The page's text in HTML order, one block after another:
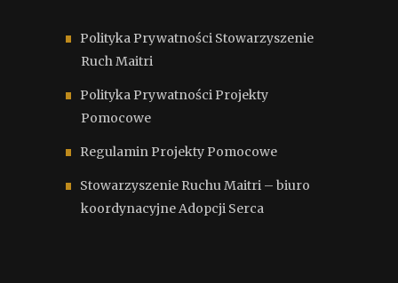
Polityka Prywatności Stowarzyszenie
Ruch Maitri
Polityka Prywatności Projekty
Pomocowe
Regulamin Projekty Pomocowe
Stowarzyszenie Ruchu Maitri – biuro
koordynacyjne Adopcji Serca